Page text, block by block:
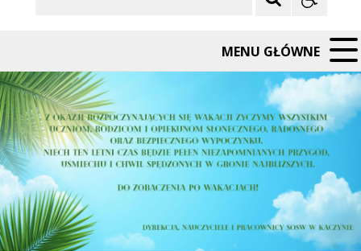
MENU GŁÓWNE